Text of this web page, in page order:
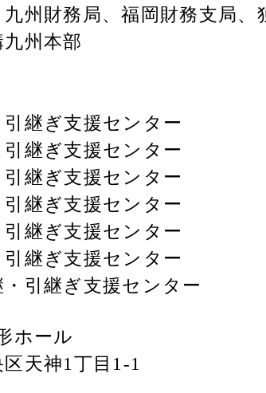
州財務局、福岡財務支局、
州本部
継ぎ支援センター
継ぎ支援センター
継ぎ支援センター
継ぎ支援センター
継ぎ支援センター
継ぎ支援センター
引継ぎ支援センター
ホール
天神1丁目1-1